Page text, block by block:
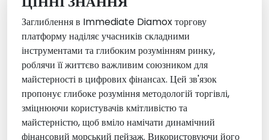
Заглиблення в Immediate Diamox торгову
платформу наділяє учасників складними
інструментами та глибоким розумінням ринку,
роблячи її життєво важливим союзником для
майстерності в цифрових фінансах. Цей зв'язок
пропонує глибоке розуміння методологій торгівлі,
зміцнюючи користувачів кмітливістю та
майстерністю, щоб вміло намічати динамічний
фінансовий морський пейзаж. Використовуючи його